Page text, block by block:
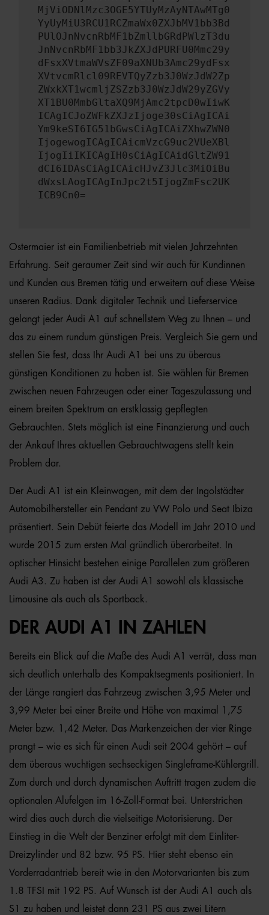
MjViODNlMzc3OGE5YTUyMzAyNTAwMTg0
YyUyMiU3RCU1RCZmaWx0ZXJbMV1bb3Bd
PUlOJnNvcnRbMF1bZmllbGRdPWlzT3du
JnNvcnRbMF1bb3JkZXJdPURFU0Mmc29y
dFsxXVtmaWVsZF09aXNUb3Amc29ydFsx
XVtvcmRlcl09REVTQyZzb3J0WzJdW2Zp
ZWxkXT1wcmljZSZzb3J0WzJdW29yZGVy
XT1BU0MmbGltaXQ9MjAmc2tpcD0wIiwK
ICAgICJoZWFkZXJzIjoge30sCiAgICAi
Ym9keSI6IG51bGwsCiAgICAiZXhwZWN0
IjogewogICAgICAicmVzcG9uc2VUeXBl
IjogIiIKICAgIH0sCiAgICAidGltZW91
dCI6IDAsCiAgICAicHJvZ3Jlc3MiOiBu
dWxsLAogICAgInJpc2t5IjogZmFsc2UK
ICB9Cn0=
Ostermaier ist ein Familienbetrieb mit vielen Jahrzehnten
Erfahrung. Seit geraumer Zeit sind wir auch für Kundinnen
und Kunden aus Bremen tätig und erweitern auf diese Weise
unseren Radius. Dank digitaler Technik und Lieferservice
gelangt jeder Audi A1 auf schnellstem Weg zu Ihnen – und
das zu einem rundum günstigen Preis. Vergleich Sie gern und
stellen Sie fest, dass Ihr Audi A1 bei uns zu überaus
günstigen Konditionen zu haben ist. Sie wählen für Bremen
zwischen neuen Fahrzeugen oder einer Tageszulassung und
einem breiten Spektrum an erstklassig gepflegten
Gebrauchten. Stets möglich ist eine Finanzierung und auch
der Ankauf Ihres aktuellen Gebrauchtwagens stellt kein
Problem dar.
Der Audi A1 ist ein Kleinwagen, mit dem der Ingolstädter
Automobilhersteller ein Pendant zu VW Polo und Seat Ibiza
präsentiert. Sein Debüt feierte das Modell im Jahr 2010 und
wurde 2015 zum ersten Mal gründlich überarbeitet. In
optischer Hinsicht bestehen einige Parallelen zum größeren
Audi A3. Zu haben ist der Audi A1 sowohl als klassische
Limousine als auch als Sportback.
DER AUDI A1 IN ZAHLEN
Bereits ein Blick auf die Maße des Audi A1 verrät, dass man
sich deutlich unterhalb des Kompaktsegments positioniert. In
der Länge rangiert das Fahrzeug zwischen 3,95 Meter und
3,99 Meter bei einer Breite und Höhe von maximal 1,75
Meter bzw. 1,42 Meter. Das Markenzeichen der vier Ringe
prangt – wie es sich für einen Audi seit 2004 gehört – auf
dem überaus wuchtigen sechseckigen Singleframe-Kühlergrill.
Zum durch und durch dynamischen Auftritt tragen zudem die
optionalen Alufelgen im 16-Zoll-Format bei. Unterstrichen
wird dies auch durch die vielseitige Motorisierung. Der
Einstieg in die Welt der Benziner erfolgt mit dem Einliter-
Dreizylinder und 82 bzw. 95 PS. Hier steht ebenso ein
Vorderradantrieb bereit wie in den Motorvarianten bis zum
1.8 TFSI mit 192 PS. Auf Wunsch ist der Audi A1 auch als
S1 zu haben und leistet dann 231 PS aus zwei Litern